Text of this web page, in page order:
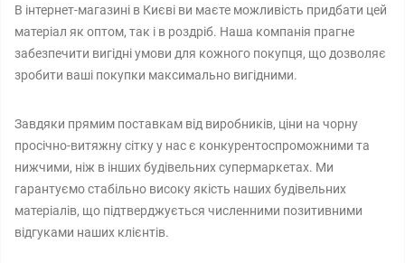
В інтернет-магазині в Києві ви маєте можливість придбати цей
матеріал як оптом, так і в роздріб. Наша компанія прагне
забезпечити вигідні умови для кожного покупця, що дозволяє
зробити ваші покупки максимально вигідними.
Завдяки прямим поставкам від виробників, ціни на чорну
просічно-витяжну сітку у нас є конкурентоспроможними та
нижчими, ніж в інших будівельних супермаркетах. Ми
гарантуємо стабільно високу якість наших будівельних
матеріалів, що підтверджується численними позитивними
відгуками наших клієнтів.